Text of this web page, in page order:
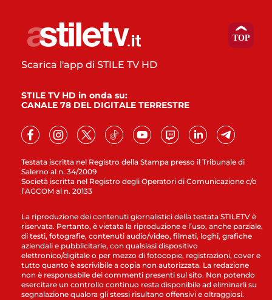
Testata iscritta nel Registro della Stampa presso il Tribunale di
Salerno al n. 34/2009
Società iscritta nel Registro degli Operatori di Comunicazione c/o
l’AGCOM al n. 20133
Scarica l'app di STILE TV HD
STILE TV HD in onda su:
CANALE 78 DEL DIGITALE TERRESTRE
La riproduzione dei contenuti giornalistici della testata STILETV è
riservata. Pertanto, è vietata la riproduzione e l’uso, anche parziale,
di testi, fotografie, contenuti audio/video, filmati, loghi, grafiche
aziendali e pubblicitarie, con qualsiasi dispositivo
elettronico/digitale o per mezzo di fotocopie, registrazioni, cover e
tutto quanto è ascrivibile a copia non autorizzata. La redazione
non è responsabile dei commenti presenti sul sito. Non potendo
esercitare un controllo continuo resta disponibile ad eliminarli su
segnalazione qualora gli stessi risultano offensivi e oltraggiosi.